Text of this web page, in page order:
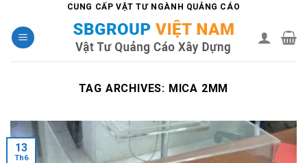
content
CUNG CẤP VẬT TƯ NGÀNH QUẢNG CÁO
TAG ARCHIVES: MICA 2MM
13
Th6